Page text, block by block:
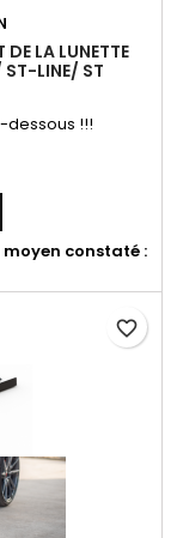
LA LUNETTE
ST-LINE/ ST
dessous !!!
constaté :
favorite_border